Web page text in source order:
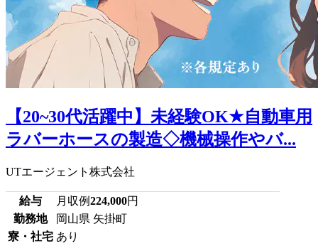
【20~30代活躍中】未経験OK★自動車用
ラバーホースの製造◇機械操作やバ...
UTエージェント株式会社
給与 月収例224,000円
勤務地
岡山県 矢掛町
寮・社宅 あり